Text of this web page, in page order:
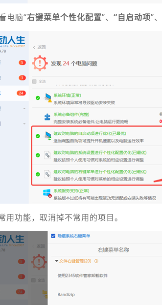
电脑“右键菜单个性化配置”、 “自启动项”、
用功能，取消掉不常用的项目。